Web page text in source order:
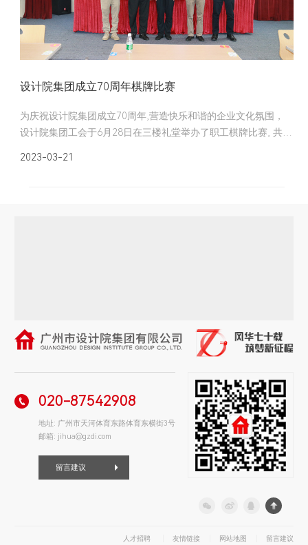
设计院集团成立70周年棋牌比赛
为庆祝设计院集团成立70周年,营造快乐和谐的企业文化氛围，
设计院集团工会于6月28日在三楼礼堂举办了职工棋牌比赛, 共1
2023-03-21
020-87542908
地址: 广州市天河体育东路体育东横街3号
邮箱: jihua@gzdi.com
留言建议
人才招聘 友情链接 网站地图 留言建议